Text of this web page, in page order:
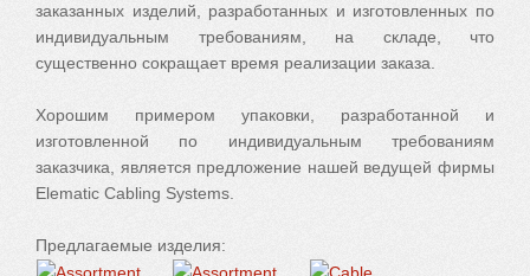
заказанных изделий, разработанных и изготовленных по
индивидуальным требованиям, на складе, что
существенно сокращает время реализации заказа.
Хорошим примером упаковки, разработанной и
изготовленной по индивидуальным требованиям
заказчика, является предложение нашей ведущей фирмы
Elematic Cabling Systems.
Предлагаемые изделия: